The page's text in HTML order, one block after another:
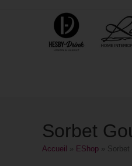
Sorbet
Accueil EShop Sorbet